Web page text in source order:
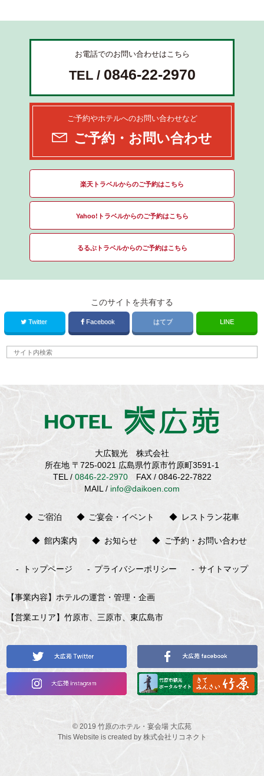
お電話でのお問い合わせはこちら
TEL / 0846-22-2970
ご予約やホテルへのお問い合わせなど
ご予約・お問い合わせ
楽天トラベルからのご予約はこちら
Yahoo!トラベルからのご予約はこちら
るるぶトラベルからのご予約はこちら
このサイトを共有する
Twitter Facebook はてブ LINE
大広観光 株式会社
所在地 〒725-0021 広島県竹原市竹原町3591-1
TEL / 0846-22-2970FAX / 0846-22-7822
MAIL / info@daikoen.com
ご宿泊 ご宴会・イベント レストラン花車
館内案内 お知らせ ご予約・お問い合わせ
トップページ プライバシーポリシー サイトマップ
事業内容 ホテルの運営・管理・企画
営業エリア 竹原市、三原市、東広島市
© 2019 竹原のホテル・宴会場 大広苑
This Website is created by 株式会社リコネクト